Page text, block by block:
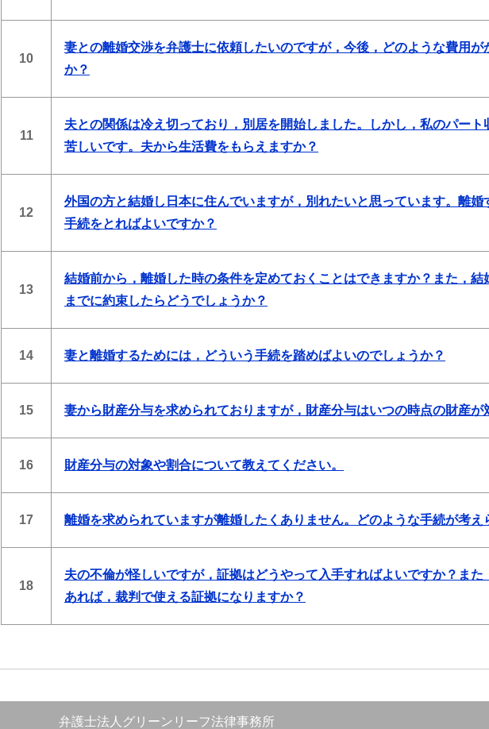
10
妻との離婚交渉を弁護士に依頼したいのですが，今後，どのような費用が
か？
11
夫との関係は冷え切っており，別居を開始しました。しかし，私のパート
苦しいです。夫から生活費をもらえますか？
12
外国の方と結婚し日本に住んでいますが，別れたいと思っています。離婚
手続をとればよいですか？
13
結婚前から，離婚した時の条件を定めておくことはできますか？また，結
までに約束したらどうでしょうか？
14 妻と離婚するためには，どういう手続を踏めばよいのでしょうか？
15 妻から財産分与を求められておりますが，財産分与はいつの時点の財産が
16 財産分与の対象や割合について教えてください。
17 離婚を求められていますが離婚したくありません。どのような手続が考え
18
夫の不倫が怪しいですが，証拠はどうやって入手すればよいですか？また
あれば，裁判で使える証拠になりますか？
弁護士法人グリーンリーフ法律事務所